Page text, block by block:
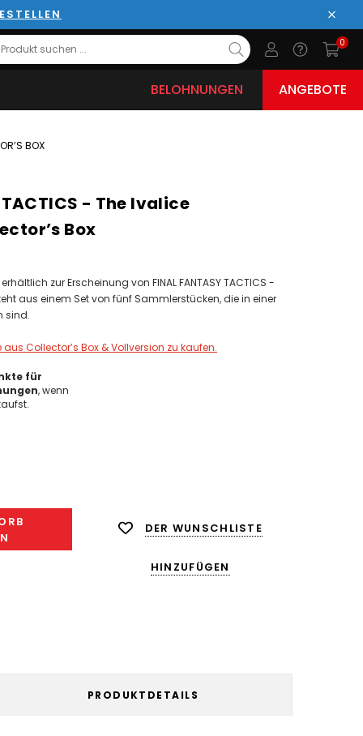
0
BELOHNUNGEN ANGEBOTE
BOX
TACTICS - The Ivalice
Box
zur Erscheinung von FINAL FANTASY TACTICS -
aus einem Set von fünf Sammlerstücken, die in einer
sind.
Collector’s Box & Vollversion zu kaufen.
für
, wenn
DER WUNSCHLISTE
HINZUFÜGEN
PRODUKTDETAILS